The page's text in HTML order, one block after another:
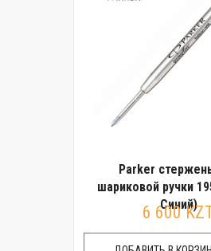
Parker
шариковой ручки
Синий)
6 600